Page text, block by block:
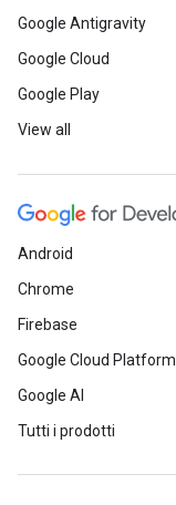
Google Antigravity
Google Cloud
Google Play
View all
Android
Chrome
Firebase
Google Cloud Platform
Google AI
Tutti i prodotti